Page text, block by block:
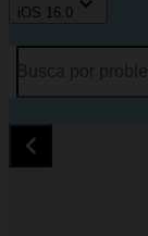
iOS 16.0